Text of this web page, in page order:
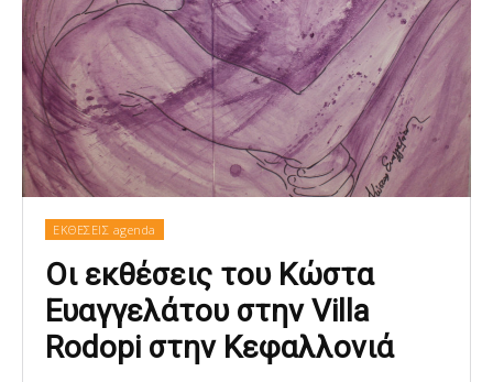
ΕΚΘΕΣΕΙΣ agenda
Οι εκθέσεις του Κώστα
Ευαγγελάτου στην Villa
Rodopi στην Κεφαλλονιά